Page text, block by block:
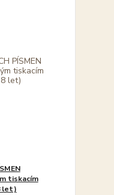
tiskacím
let)